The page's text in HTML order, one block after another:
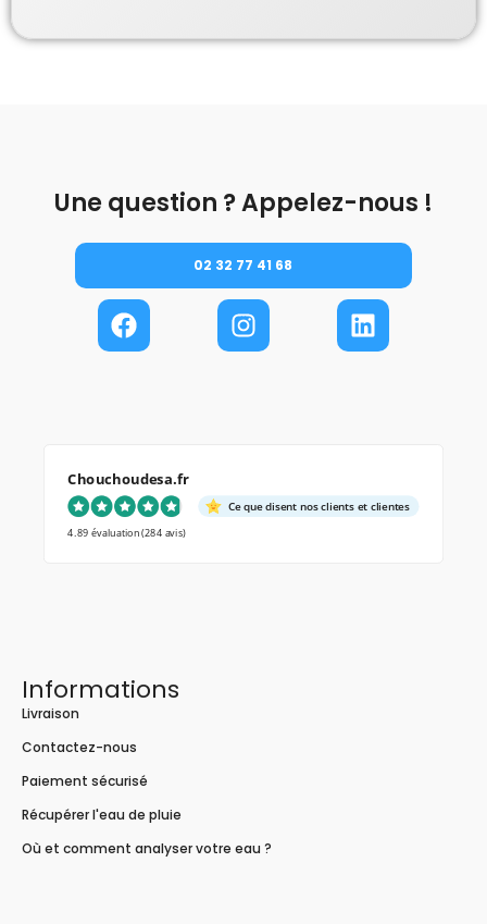
Une question ? Appelez-nous !
02 32 77 41 68
Chouchoudesa.fr
Ce que disent nos clients et clientes
4.89 évaluation(284 avis)
Informations
Livraison
Contactez-nous
Paiement sécurisé
Récupérer l'eau de pluie
Où et comment analyser votre eau ?